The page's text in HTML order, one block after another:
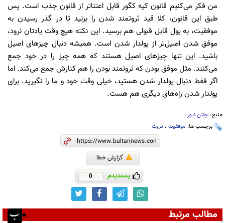
من فکر می‌کنیم قانون کیه کگور قابل اعتناتر از قانون جذب است. پس
طبق این قانون، کلا قید ثروتمند شدن را بزنید تا در گذر رسیدن به
موفقیت، به پول قابل قبولی هم برسید. این نکته هیچ وقت یادتان نرود،
موفق شدن اصیل‌تر از پولدار شدن است. همیشه دنبال چیزهای اصیل
باشید. این تنها چیزهای اصیل هستند که همه چیز را در خود جمع
می‌کنند. مثل موفق بودن که ثروتمند بودن را هم کنارش جمع می‌کند. اما
اگر فقط دنبال پولدار شدن هستید، خیلی وقت خود و ما را نگیرید. برای
پولدار شدن راه‌های دیگری هم هست.
منبع: بولتن نیوز
برچسب ها: موفقیت ، ثروت
گزارش خطا
پسندیدم 0
مطالب مرتبط